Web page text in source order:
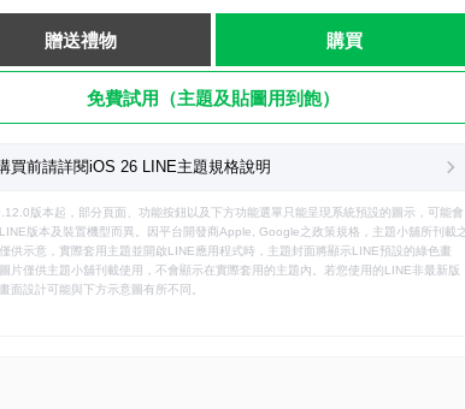
贈送禮物 購買
免費試用（主題及貼圖用到飽）
買前請詳閱iOS 26 LINE主題規格說明
版本起，部分頁面、功能按鈕以及下方功能選單只能呈現系統預設的圖示，可能會
版本及裝置機型而異。因平台開發商Apple, Google之政策規格，主題小舖所刊載之
供示意，實際套用主題並開啟LINE應用程式時，主題封面將顯示LINE預設的綠色畫
片僅供主題小舖刊載使用，不會顯示在實際套用的主題內。若您使用的LINE非最新版
面設計可能與下方示意圖有所不同。